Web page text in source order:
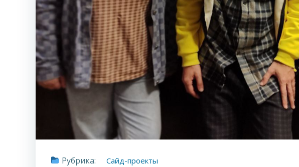
Рубрика:
Сайд-проекты